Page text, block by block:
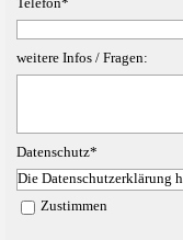
weitere Infos / Fragen:
Datenschutz*
Die Datenschutzerklärung
Zustimmen